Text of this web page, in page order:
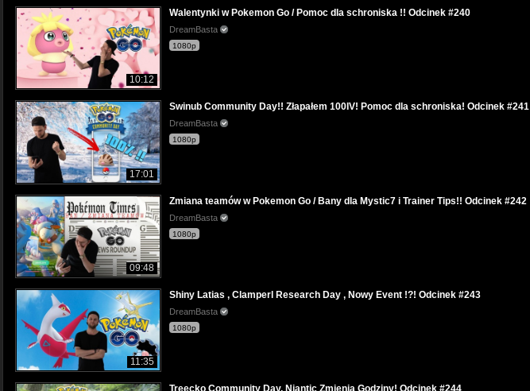
10:12
Walentynki w Pokemon Go / Pomoc dla schroniska !! Odcinek #240
DreamBasta
1080p
17:01
Swinub Community Day!! Złapałem 100IV! Pomoc dla schroniska! Odcinek #241
DreamBasta
1080p
09:48
Zmiana teamów w Pokemon Go / Bany dla Mystic7 i Trainer Tips!! Odcinek #242
DreamBasta
1080p
11:35
Shiny Latias , Clamperl Research Day , Nowy Event !?! Odcinek #243
DreamBasta
1080p
Treecko Community Day, Niantic Zmienia Godziny! Odcinek #244